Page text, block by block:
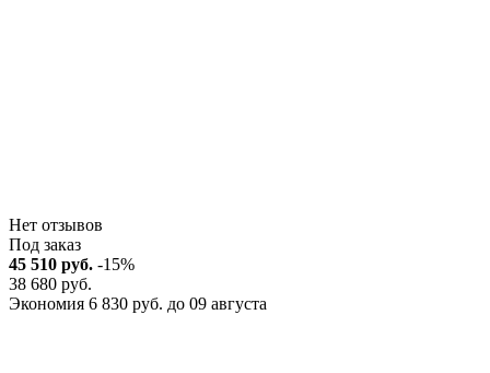
Нет отзывов
Под заказ
45 510 руб. -15%
38 680 руб.
Экономия 6 830 руб. до 09 августа